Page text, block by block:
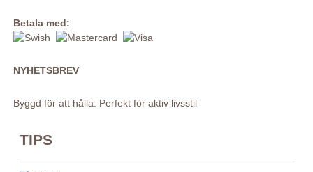
Betala med:
NYHETSBREV
Byggd för att hålla. Perfekt för aktiv livsstil
TIPS